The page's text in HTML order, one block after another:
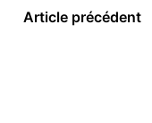
Article précédent